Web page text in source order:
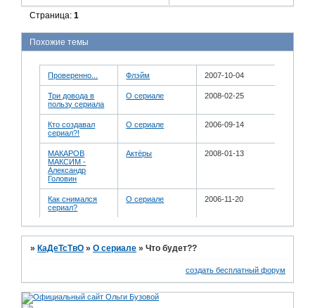
Страница:1
Похожие темы
Проверенно... Флэйм 2007-10-04
Три довода в
пользу сериала
О сериале 2008-02-25
Кто создавал
сериал?!
О сериале 2006-09-14
МАКАРОВ
МАКСИМ -
Александр
Головин
Актёры 2008-01-13
Как снимался
сериал?
О сериале 2006-11-20
» КаДеТсТвО »О сериале »Что будет??
создать бесплатный форум